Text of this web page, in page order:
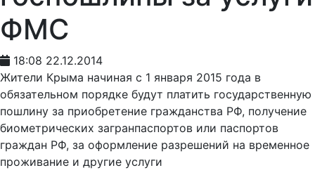
ФМС
18:08 22.12.2014
Жители Крыма начиная с 1 января 2015 года в
обязательном порядке будут платить государственную
пошлину за приобретение гражданства РФ, получение
биометрических загранпаспортов или паспортов
граждан РФ, за оформление разрешений на временное
проживание и другие услуги